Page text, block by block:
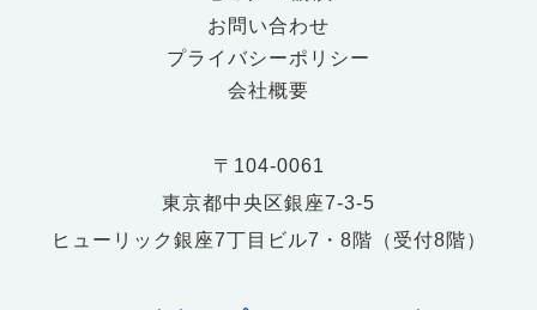
お問い合わせ
プライバシーポリシー
会社概要
〒104-0061
東京都中央区銀座7-3-5
ヒューリック銀座7丁目ビル7・8階（受付8階）